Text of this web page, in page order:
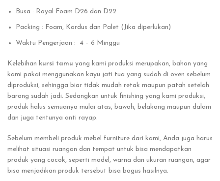
Busa : Royal Foam D26 dan D22
Packing : Foam, Kardus dan Palet (Jika diperlukan)
Waktu Pengerjaan : 4 – 6 Minggu
Kelebihan kursi tamu yang kami produksi merupakan, bahan yang
kami pakai menggunakan kayu jati tua yang sudah di oven sebelum
diproduksi, sehingga biar tidak mudah retak maupun patah setelah
barang sudah jadi. Sedangkan untuk finishing yang kami produksi,
produk halus semuanya mulai atas, bawah, belakang maupun dalam
dan juga tentunya anti rayap.
Sebelum membeli produk mebel furniture dari kami, Anda juga harus
melihat situasi ruangan dan tempat untuk bisa mendapatkan
produk yang cocok, seperti model, warna dan ukuran ruangan, agar
bisa menjadikan produk tersebut bisa bagus hasilnya.